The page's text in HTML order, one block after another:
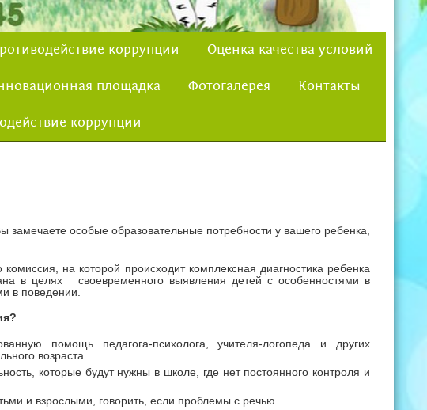
коррупции Оценка качества условий
площадка Фотогалерея Контакты
коррупции
особые образовательные потребности у вашего ребенка,
на которой происходит комплексная диагностика ребенка
в целях своевременного выявления детей с особенностями в
в поведении.
помощь педагога-психолога, учителя-логопеда и других
возраста.
которые будут нужны в школе, где нет постоянного контроля и
и взрослыми, говорить, если проблемы с речью.